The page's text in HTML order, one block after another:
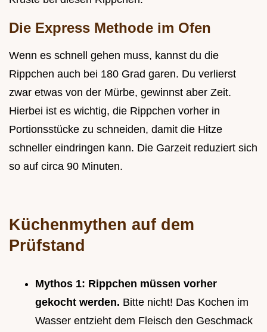
Die Express Methode im Ofen
Wenn es schnell gehen muss, kannst du die
Rippchen auch bei 180 Grad garen. Du verlierst
zwar etwas von der Mürbe, gewinnst aber Zeit.
Hierbei ist es wichtig, die Rippchen vorher in
Portionsstücke zu schneiden, damit die Hitze
schneller eindringen kann. Die Garzeit reduziert sich
so auf circa 90 Minuten.
Küchenmythen auf dem
Prüfstand
Mythos 1: Rippchen müssen vorher
gekocht werden. Bitte nicht! Das Kochen im
Wasser entzieht dem Fleisch den Geschmack